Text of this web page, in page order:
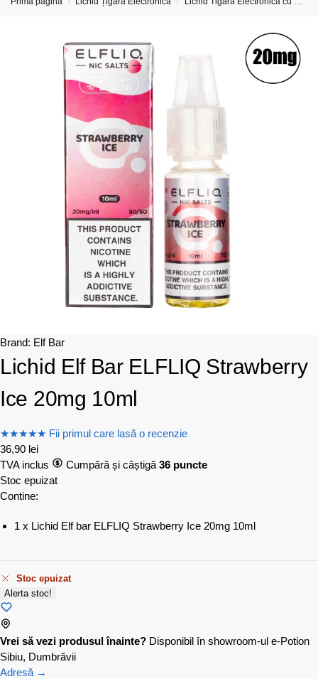
Brand: Elf Bar
Lichid Elf Bar ELFLIQ Strawberry
Ice 20mg 10ml
★★★★★ Fii primul care lasă o recenzie
36,90 lei
TVA inclus
Cumpără și câștigă 36 puncte
Stoc epuizat
Contine:
1 x Lichid Elf bar ELFLIQ Strawberry Ice 20mg 10ml
Stoc epuizat
Alerta stoc!
Vrei să vezi produsul înainte? Disponibil în showroom-ul e-Potion
Sibiu, Dumbrăvii
Adresă →